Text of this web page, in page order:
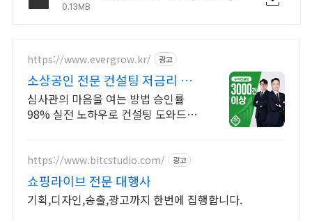
0.13MB
https://www.evergrow.kr/ 광고
소상공인 전문 컨설팅 저금리 정
책자금 지금 신청
심사관의 마음을 여는 방법 승인률
98% 실전 노하우로 컨설팅 도와드립
https://www.bitcstudio.com/ 광고
쇼핑라이브 전문 대행사
기획,디자인,송출,광고까지 한번에 집행합니다.